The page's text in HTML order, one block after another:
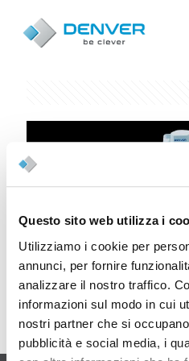
Questo sito web utilizza i
Utilizziamo i cookie per
annunci, per fornire
analizzare il nostro traffico.
informazioni sul modo in cui
nostri partner che si
pubblicità e social media, i
Vision X